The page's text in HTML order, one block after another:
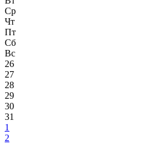
Ср
Чт
Пт
Сб
Вс
26
27
28
29
30
31
1
2